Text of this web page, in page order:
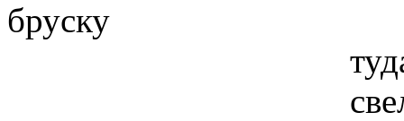
бруску
туда и
свел-